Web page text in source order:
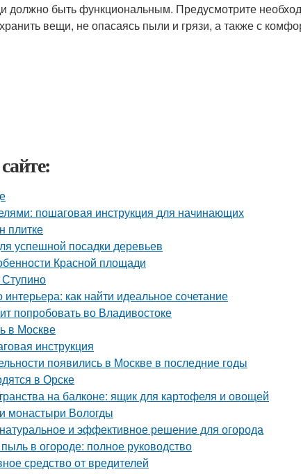
должно быть функциональным. Предусмотрите
вещи, не опасаясь пыли и грязи, а также с
пошаговая инструкция для начинающих
плитке
успешной посадки деревьев
Красной площади
как найти идеальное сочетание
попробовать во Владивостоке
в Москве
инструкция
появились в Москве в последние годы
в Орске
на балконе: ящик для картофеля и овощей
монастыри Вологды
и эффективное решение для огорода
в огороде: полное руководство
средство от вредителей